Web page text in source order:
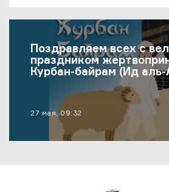
Поздравляем всех с
праздником
Курбан-байрам (Ид
материал опубликован
27 мая, 09:32